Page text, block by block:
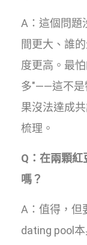
A：這個問題
間更大、誰
度更高。最
多"——這不是
果沒法達成
梳理。
Q：在兩顆
嗎？
A：值得，但
dating pool